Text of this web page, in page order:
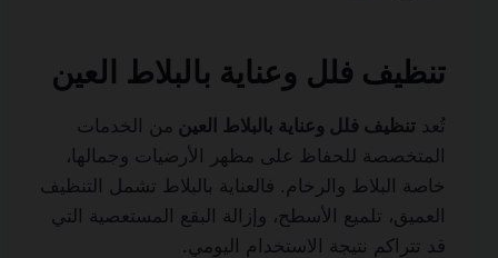
تنظيف فلل وعناية بالبلاط العين
تُعد تنظيف فلل وعناية بالبلاط العين من الخدمات
المتخصصة للحفاظ على مظهر الأرضيات وجمالها،
خاصة البلاط والرخام. فالعناية بالبلاط تشمل التنظيف
العميق، تلميع الأسطح، وإزالة البقع المستعصية التي
قد تتراكم نتيجة الاستخدام اليومي.